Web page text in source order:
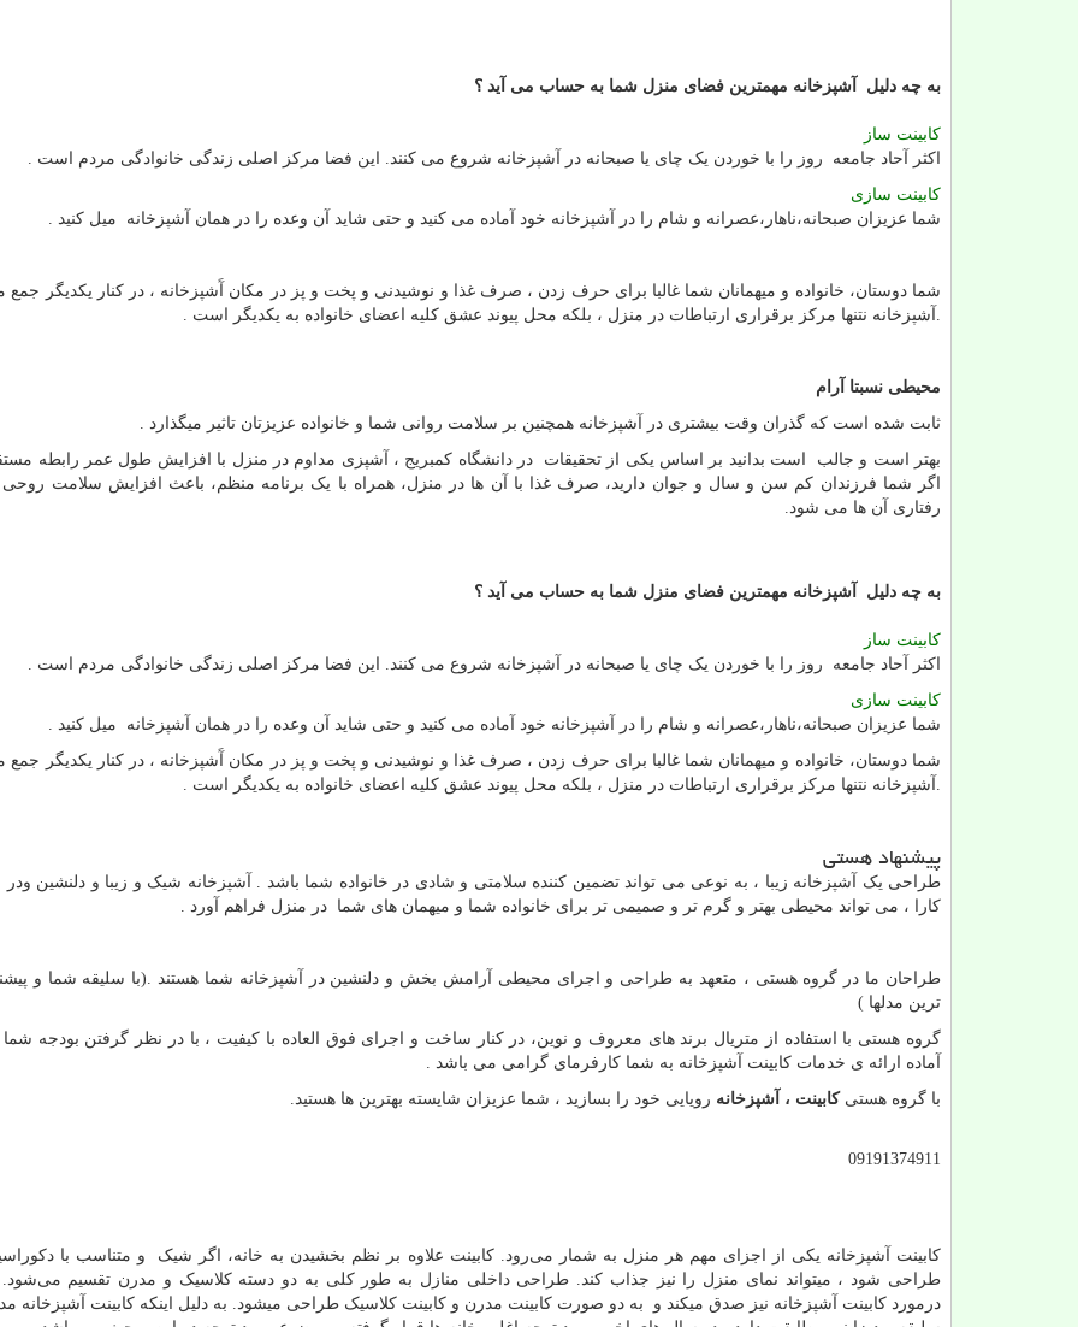
به چه دلیل آشپزخانه مهمترین فضای منزل شما به حساب می آید ؟
کابینت ساز
اکثر آحاد جامعه روز را با خوردن یک چای یا صبحانه در آشپزخانه شروع می کنند. این فضا مرکز اصلی زندگی خانوادگی مردم است .
کابینت سازی
شما عزیزان صبحانه،ناهار،عصرانه و شام را در آشپزخانه خود آماده می کنید و حتی شاید آن وعده را در همان آشپزخانه میل کنید .
شما دوستان، خانواده و میهمانان شما غالبا برای حرف زدن ، صرف غذا و نوشیدنی و پخت و پز در مکان آَشپزخانه ، در کنار یکدیگر
.آشپزخانه نتنها مرکز برقراری ارتباطات در منزل ، بلکه محل پیوند عشق کلیه اعضای خانواده به یکدیگر است .
محیطی نسبتا آرام
ثابت شده است که گذران وقت بیشتری در آشپزخانه همچنین بر سلامت روانی شما و خانواده عزیزتان تاثیر میگذارد .
بهتر است و جالب است بدانید بر اساس یکی از تحقیقات در دانشگاه کمبریج ، آشپزی مداوم در منزل با افزایش طول عمر رابطه
اگر شما فرزندان کم سن و سال و جوان دارید، صرف غذا با آن ها در منزل، همراه با یک برنامه منظم، باعث افزایش سلامت روحی
رفتاری آن ها می شود.
به چه دلیل آشپزخانه مهمترین فضای منزل شما به حساب می آید ؟
کابینت ساز
اکثر آحاد جامعه روز را با خوردن یک چای یا صبحانه در آشپزخانه شروع می کنند. این فضا مرکز اصلی زندگی خانوادگی مردم است .
کابینت سازی
شما عزیزان صبحانه،ناهار،عصرانه و شام را در آشپزخانه خود آماده می کنید و حتی شاید آن وعده را در همان آشپزخانه میل کنید .
شما دوستان، خانواده و میهمانان شما غالبا برای حرف زدن ، صرف غذا و نوشیدنی و پخت و پز در مکان آَشپزخانه ، در کنار یکدیگر
.آشپزخانه نتنها مرکز برقراری ارتباطات در منزل ، بلکه محل پیوند عشق کلیه اعضای خانواده به یکدیگر است .
پیشنهاد هستی
طراحی یک آشپزخانه زیبا ، به نوعی می تواند تضمین کننده سلامتی و شادی در خانواده شما باشد . آشپزخانه شیک و زیبا و دلنشین
کارا ، می تواند محیطی بهتر و گرم تر و صمیمی تر برای خانواده شما و میهمان های شما در منزل فراهم آورد .
طراحان ما در گروه هستی ، متعهد به طراحی و اجرای محیطی آرامش بخش و دلنشین در آشپزخانه شما هستند .(با سلیقه شما و
ترین مدلها )
گروه هستی با استفاده از متریال برند های معروف و نوین، در کنار ساخت و اجرای فوق العاده با کیفیت ، با در نظر گرفتن بودجه شما
آماده ارائه ی خدمات کابینت آشپزخانه به شما کارفرمای گرامی می باشد .
با گروه هستیکابینت ، آشپزخانه رویایی خود را بسازید ، شما عزیزان شایسته بهترین ها هستید.
09191374911
کابینت آشپزخانه یکی از اجزای مهم هر منزل به شمار می‌رود. کابینت علاوه بر نظم بخشیدن به خانه، اگر شیک و متناسب با
طراحی شود ، میتواند نمای منزل را نیز جذاب‌ کند. طراحی داخلی منازل به طور کلی به دو دسته کلاسیک و مدرن تقسیم می‌شود.
درمورد کابینت آشپزخانه نیز صدق میکند و به دو صورت کابینت مدرن و کابینت کلاسیک طراحی میشود. به دلیل اینکه کابینت آشپزخانه